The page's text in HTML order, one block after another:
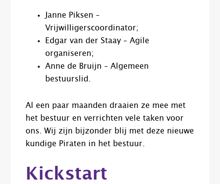
Janne Piksen –
Vrijwilligerscoordinator;
Edgar van der Staay – Agile
organiseren;
Anne de Bruijn – Algemeen
bestuurslid.
Al een paar maanden draaien ze mee met
het bestuur en verrichten vele taken voor
ons. Wij zijn bijzonder blij met deze nieuwe
kundige Piraten in het bestuur.
Kickstart